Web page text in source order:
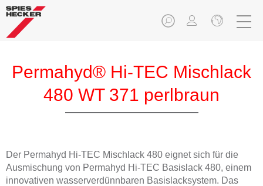
Permahyd® Hi-TEC Mischlack
480 WT 371 perlbraun
Der Permahyd Hi-TEC Mischlack 480 eignet sich für die
Ausmischung von Permahyd Hi-TEC Basislack 480, einem
innovativen wasserverdünnbaren Basislacksystem. Das